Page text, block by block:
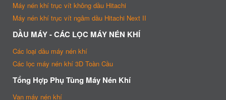
Máy nén khí trục vít không dầu Hitachi
Máy nén khí trục vít ngâm dầu Hitachi Next II
DẦU MÁY - CÁC LỌC MÁY NÉN KHÍ
Các loại dầu máy nén khí
Các lọc máy nén khí 3D Toàn Cầu
Tổng Hợp Phụ Tùng Máy Nén Khí
Van máy nén khí